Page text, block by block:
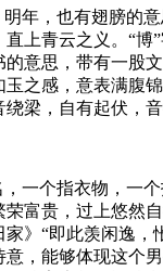
年，也有翅膀的
上青云之义。“博
意思，带有一股
玉之感，意表满腹
梁，自有起伏，
一个指衣物，一
富贵，过上悠然
》“即此羡闲逸，
，能够体现这个